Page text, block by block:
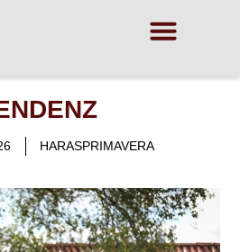
HARASPRIMAVERA